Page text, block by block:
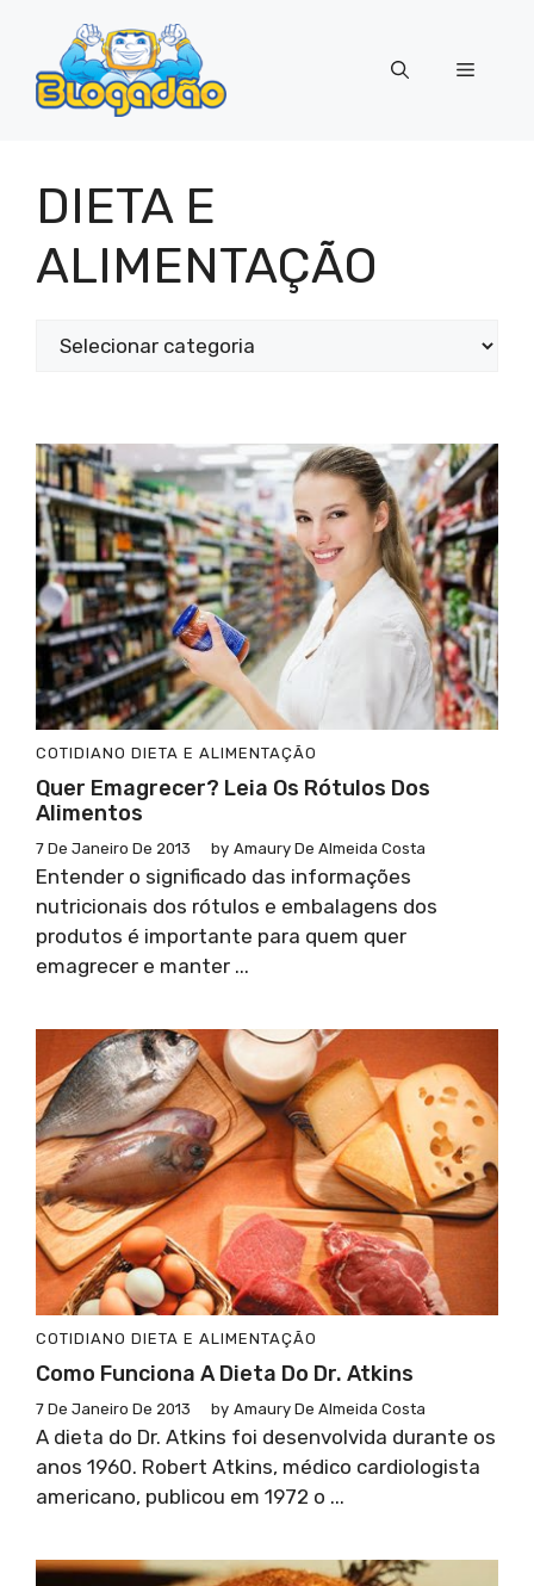
conteúdo
Menu
DIETA E
ALIMENTAÇÃO
Categorias
COTIDIANO DIETA E ALIMENTAÇÃO
Quer Emagrecer? Leia Os Rótulos Dos
Alimentos
7 De Janeiro De 2013 by Amaury De Almeida Costa
Entender o significado das informações
nutricionais dos rótulos e embalagens dos
produtos é importante para quem quer
emagrecer e manter ...
COTIDIANO DIETA E ALIMENTAÇÃO
Como Funciona A Dieta Do Dr. Atkins
7 De Janeiro De 2013 by Amaury De Almeida Costa
A dieta do Dr. Atkins foi desenvolvida durante os
anos 1960. Robert Atkins, médico cardiologista
americano, publicou em 1972 o ...